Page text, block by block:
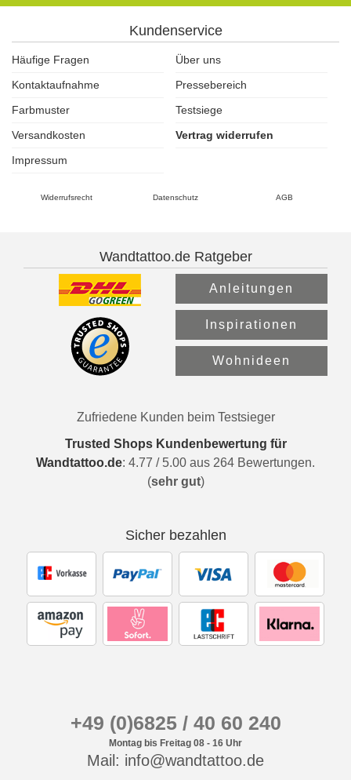
Kundenservice
Häufige Fragen
Über uns
Kontaktaufnahme
Pressebereich
Farbmuster
Testsiege
Versandkosten
Vertrag widerrufen
Impressum
Widerrufsrecht Datenschutz AGB
Wandtattoo.de Ratgeber
Anleitungen
Inspirationen
Wohnideen
Zufriedene Kunden beim Testsieger
Trusted Shops Kundenbewertung für
Wandtattoo.de: 4.77 / 5.00 aus 264 Bewertungen.
(sehr gut)
Sicher bezahlen
+49 (0)6825 / 40 60 240
Montag bis Freitag 08 - 16 Uhr
Mail: info@wandtattoo.de